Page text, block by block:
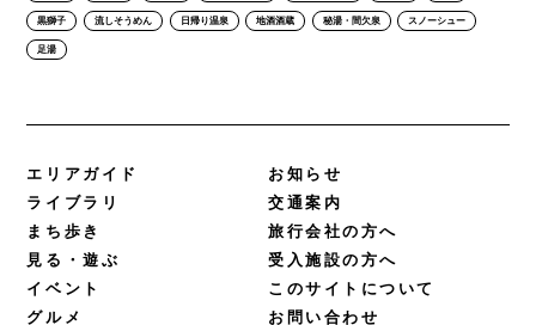
黒獅子 流しそうめん 日帰り温泉 地酒酒蔵 秘湯・間欠泉 スノーシュー
足湯
エリアガイド
ライブラリ
まち歩き
見る・遊ぶ
イベント
グルメ
お知らせ
交通案内
旅行会社の方へ
受入施設の方へ
このサイトについて
お問い合わせ